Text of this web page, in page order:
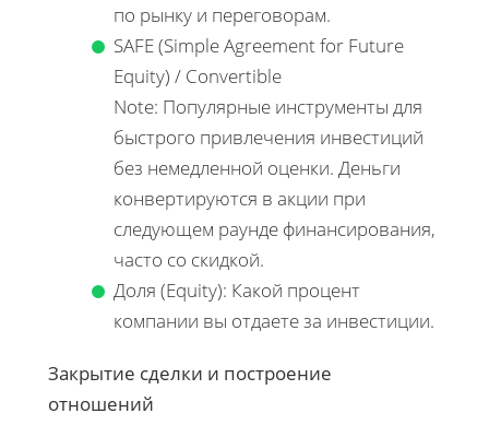
по рынку и переговорам.
SAFE (Simple Agreement for Future
Equity) / Convertible
Note: Популярные инструменты для
быстрого привлечения инвестиций
без немедленной оценки. Деньги
конвертируются в акции при
следующем раунде финансирования,
часто со скидкой.
Доля (Equity): Какой процент
компании вы отдаете за инвестиции.
Закрытие сделки и построение
отношений